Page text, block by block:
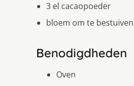
3 el cacaopoeder
bloem om te bestuiven
Benodigdheden
Oven